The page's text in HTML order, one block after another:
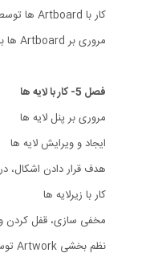
کار با Artboard ها توسط ابزار Artboard
مروری بر Artboard ها به عنوان فایل
فصل 5- کار با لایه ها
مروری بر پنل لایه ها
ایجاد و ویرایش لایه ها
هدف قرار دادن اشکال،
کار با زیرلایه ها
مخفی سازی، قفل کردن
نظم بخشی Artwork توسط لایه ها